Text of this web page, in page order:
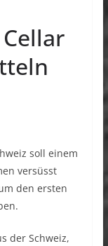
soll einem
versüsst
den ersten
der Schweiz,